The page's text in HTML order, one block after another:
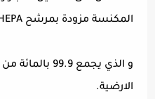
المكنسة مزودة بمرشح HEPA.
و الذي يجمع
الارضية.